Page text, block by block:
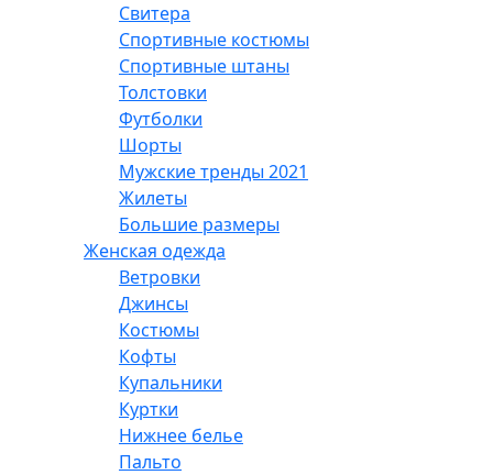
Свитера
Спортивные костюмы
Спортивные штаны
Толстовки
Футболки
Шорты
Мужские тренды 2021
Жилеты
Большие размеры
Женская одежда
Ветровки
Джинсы
Костюмы
Кофты
Купальники
Куртки
Нижнее белье
Пальто